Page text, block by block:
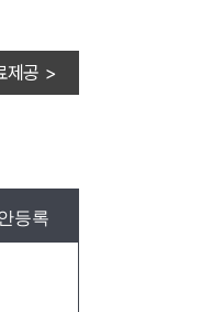
제공 >
등록